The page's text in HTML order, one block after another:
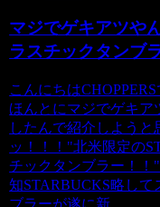
マジでゲキアツや
ラスチックタンブ
こんにちは
ほんとにマジでゲキア
したんで紹介しようと
ッ！！！"北米限定の
チックタンブラー！！
知STARBUCKS略し
ブラーが遂に新...